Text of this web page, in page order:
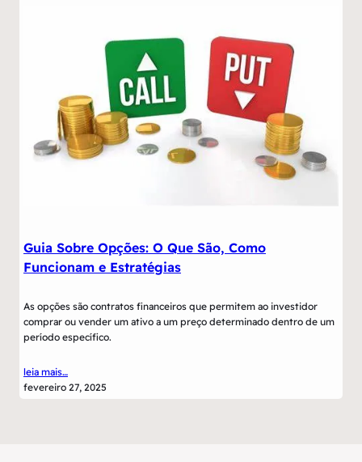
Guia Sobre Opções: O Que São, Como
Funcionam e Estratégias
As opções são contratos financeiros que permitem ao investidor
comprar ou vender um ativo a um preço determinado dentro de um
período específico.
leia mais…
fevereiro 27, 2025